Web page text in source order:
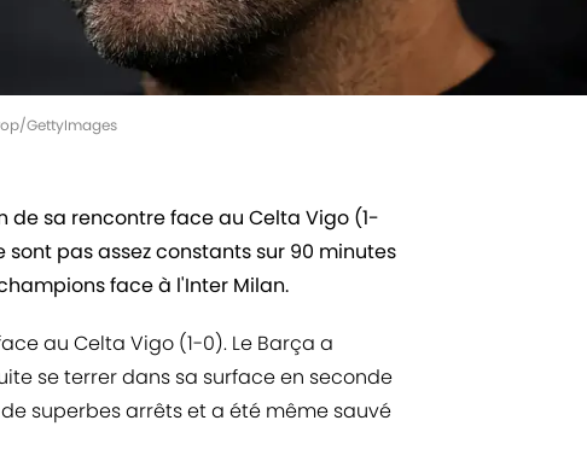
GettyImages
de sa rencontre face au Celta Vigo (1-
sont pas assez constants sur 90 minutes
face à l'Inter Milan.
au Celta Vigo (1-0). Le Barça a
se terrer dans sa surface en seconde
superbes arrêts et a été même sauvé